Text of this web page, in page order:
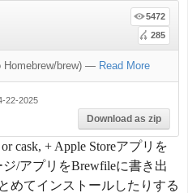
5472
285
brew) — Read More
22-2025
Download as zip
cask, + Apple Storeアプリを
/アプリをBrewfileに書き出
めてインストールしたりする